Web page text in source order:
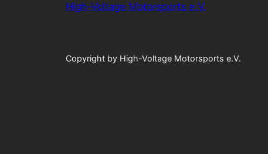
High-Voltage Motorsports e.V.
Copyright by High-Voltage Motorsports e.V.